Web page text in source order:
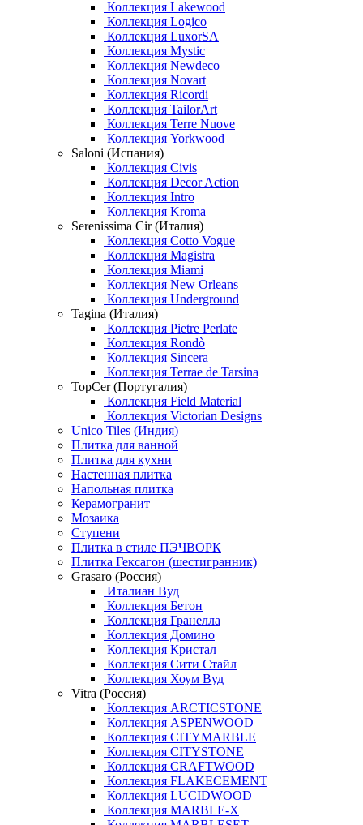
Коллекция Lakewood
Коллекция Logico
Коллекция LuxorSA
Коллекция Mystic
Коллекция Newdeco
Коллекция Novart
Коллекция Ricordi
Коллекция TailorArt
Коллекция Terre Nuove
Коллекция Yorkwood
Saloni (Испания)
Коллекция Civis
Коллекция Decor Action
Коллекция Intro
Коллекция Kroma
Serenissima Cir (Италия)
Коллекция Cotto Vogue
Коллекция Magistra
Коллекция Miami
Коллекция New Orleans
Коллекция Underground
Tagina (Италия)
Коллекция Pietre Perlate
Коллекция Rondò
Коллекция Sincera
Коллекция Terrae de Tarsina
TopCer (Португалия)
Коллекция Field Material
Коллекция Victorian Designs
Unico Tiles (Индия)
Плитка для ванной
Плитка для кухни
Настенная плитка
Напольная плитка
Керамогранит
Мозаика
Ступени
Плитка в стиле ПЭЧВОРК
Плитка Гексагон (шестигранник)
Grasaro (Россия)
Италиан Вуд
Коллекция Бетон
Коллекция Гранелла
Коллекция Домино
Коллекция Кристал
Коллекция Сити Стайл
Коллекция Хоум Вуд
Vitra (Россия)
Коллекция ARCTICSTONE
Коллекция ASPENWOOD
Коллекция CITYMARBLE
Коллекция CITYSTONE
Коллекция CRAFTWOOD
Коллекция FLAKECEMENT
Коллекция LUCIDWOOD
Коллекция MARBLE-X